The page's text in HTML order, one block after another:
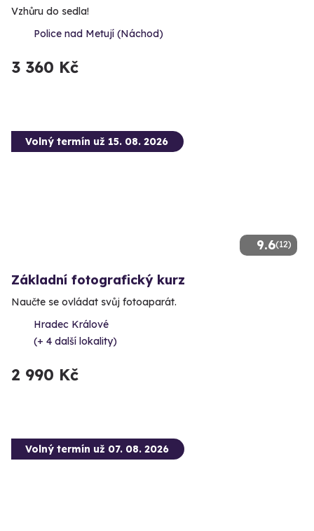
Vzhůru do sedla!
Police nad Metují (Náchod)
3 360 Kč
9.6(12)
Volný termín už 15. 08. 2026
Základní fotografický kurz
Naučte se ovládat svůj fotoaparát.
Hradec Králové
(+ 4 další lokality)
2 990 Kč
Volný termín už 07. 08. 2026